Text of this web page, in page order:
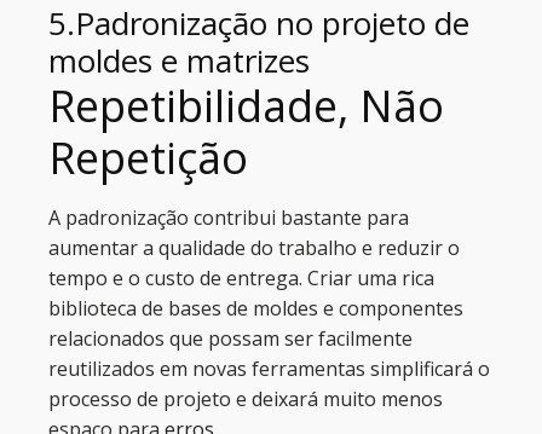
5.Padronização no projeto de
moldes e matrizes
Repetibilidade, Não
Repetição
A padronização contribui bastante para
aumentar a qualidade do trabalho e reduzir o
tempo e o custo de entrega. Criar uma rica
biblioteca de bases de moldes e componentes
relacionados que possam ser facilmente
reutilizados em novas ferramentas simplificará o
processo de projeto e deixará muito menos